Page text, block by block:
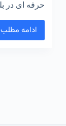
حرفه ای در
ادامه مطلب